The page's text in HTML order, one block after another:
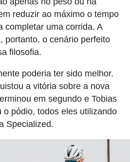
reduzir ao máximo o tempo
completar uma corrida. A
portanto, o cenário perfeito
filosofia.
poderia ter sido melhor.
a vitória sobre a nova
em segundo e Tobias
o pódio, todos eles utilizando
Specialized.